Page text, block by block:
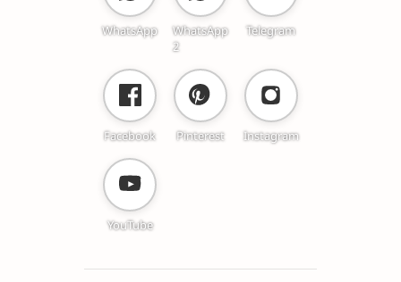
WhatsApp
WhatsApp
2
Telegram
Facebook Pinterest Instagram
YouTube